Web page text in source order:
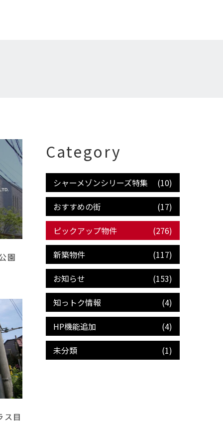
園
目
Category
シャーメゾンシリーズ特集
(10)
おすすめの街
(17)
ピックアップ物件
(276)
新築物件
(117)
お知らせ
(153)
知っトク情報
(4)
HP機能追加
(4)
未分類
(1)